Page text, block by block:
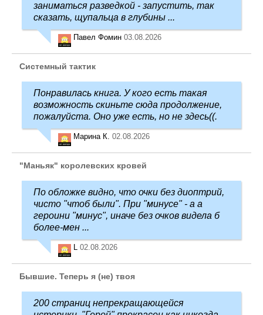
заниматься разведкой - запустить, так
сказать, щупальца в глубины ...
Павел Фомин 03.08.2026
Системный тактик
Понравилась книга. У кого есть такая
возможность скиньте сюда продолжение,
пожалуйста. Оно уже есть, но не здесь((.
Марина К. 02.08.2026
"Маньяк" королевских кровей
По обложке видно, что очки без диоптрий,
чисто "чтоб были". При "минусе" - а а
героини "минус", иначе без очков видела б
более-мен ...
L 02.08.2026
Бывшие. Теперь я (не) твоя
200 страниц непрекращающейся